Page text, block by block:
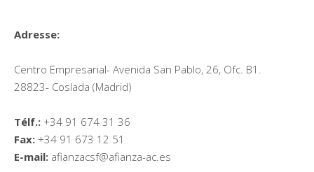
Adresse:
Centro Empresarial- Avenida San Pablo, 26, Ofc. B1.
28823- Coslada (Madrid)
Télf.: +34 91 674 31 36
Fax: +34 91 673 12 51
E-mail: afianzacsf@afianza-ac.es